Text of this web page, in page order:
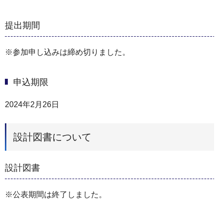
提出期間
※参加申し込みは締め切りました。
申込期限
2024年2月26日
設計図書について
設計図書
※公表期間は終了しました。